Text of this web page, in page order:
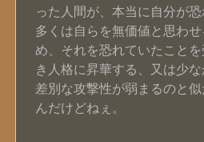
った人間が、本当に自分が
多くは自らを無価値と思わ
め、それを恐れていたこと
き人格に昇華する、又は少
差別な攻撃性が弱まるのと
んだけどねぇ。